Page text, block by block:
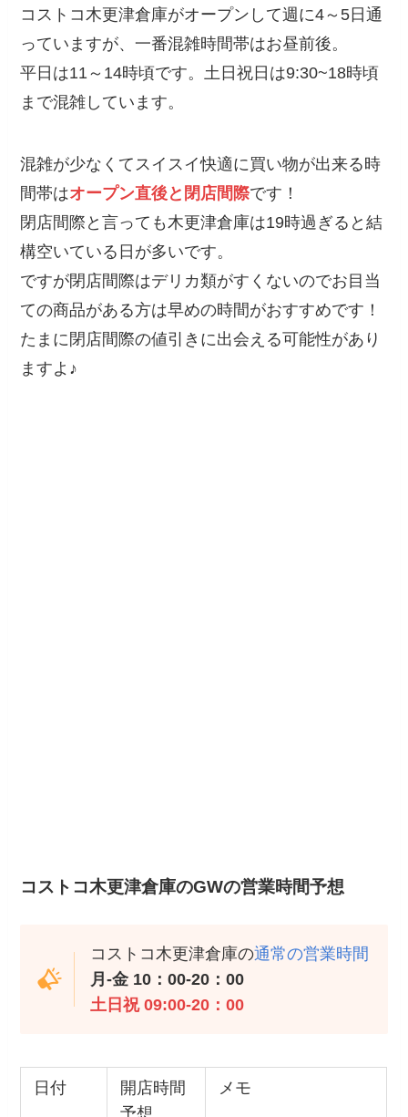
コストコ木更津倉庫がオープンして週に4～5日通
っていますが、一番混雑時間帯はお昼前後。
平日は11～14時頃です。土日祝日は9:30~18時頃
まで混雑しています。
混雑が少なくてスイスイ快適に買い物が出来る時
間帯はオープン直後と閉店間際です！
閉店間際と言っても木更津倉庫は19時過ぎると結
構空いている日が多いです。
ですが閉店間際はデリカ類がすくないのでお目当
ての商品がある方は早めの時間がおすすめです！
たまに閉店間際の値引きに出会える可能性があり
ますよ♪
コストコ木更津倉庫のGWの営業時間予想
コストコ木更津倉庫の通常の営業時間
月-金 10：00-20：00
土日祝 09:00-20：00
日付
開店時間
予想
メモ